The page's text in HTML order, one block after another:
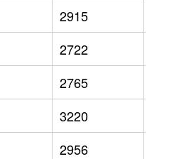
2915
2722
2765
3220
2956